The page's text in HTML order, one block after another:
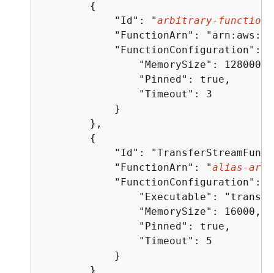
{
            "Id": "
arbitrary-
"FunctionArn":
            "FunctionConfiguration":
                "MemorySize": 128000,
                "Pinned": true,
                "Timeout": 3
            }
        },
{
"Id":
            "FunctionArn": "
alias-arn
            "FunctionConfiguration":
"Executable":
                "MemorySize": 16000,
                "Pinned": true,
                "Timeout": 5
            }
        }